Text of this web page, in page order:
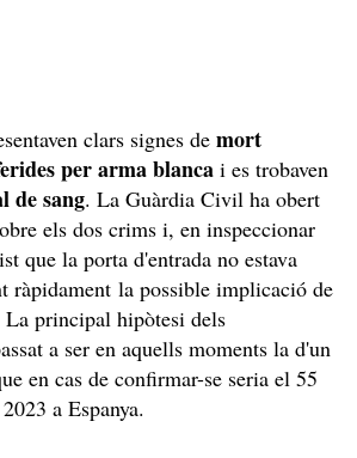
clars signes de mort
per arma blanca i es trobaven
de sang. La Guàrdia Civil ha obert
els dos crims i, en inspeccionar
que la porta d'entrada no estava
ràpidament la possible implicació de
La principal hipòtesi dels
a ser en aquells moments la d'un
en cas de confirmar-se seria el 55
a Espanya.